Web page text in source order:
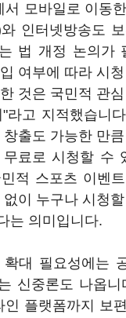
서 모바일로 이동
인터넷방송도
법 개정 논의가
여부에 따라 시
것은 국민적 관
라고 지적했습니
출도 가능한 만큼
무료로 시청할 수
적 스포츠 이벤
이 누구나 시청
는 의미입니다.
대 필요성에는
신중론도 나옵니
인 플랫폼까지 보